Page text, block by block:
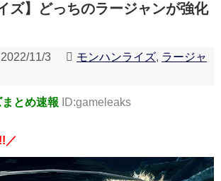
ズ】どっちのラージャンが強化
2022/11/3 モンハンライズ, ラージャ
とめ速報 ID:gameleaks
／